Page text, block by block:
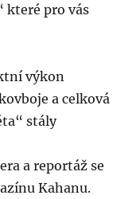
které pro vás
výkon
a celková
stály
a reportáž se
Kahanu.